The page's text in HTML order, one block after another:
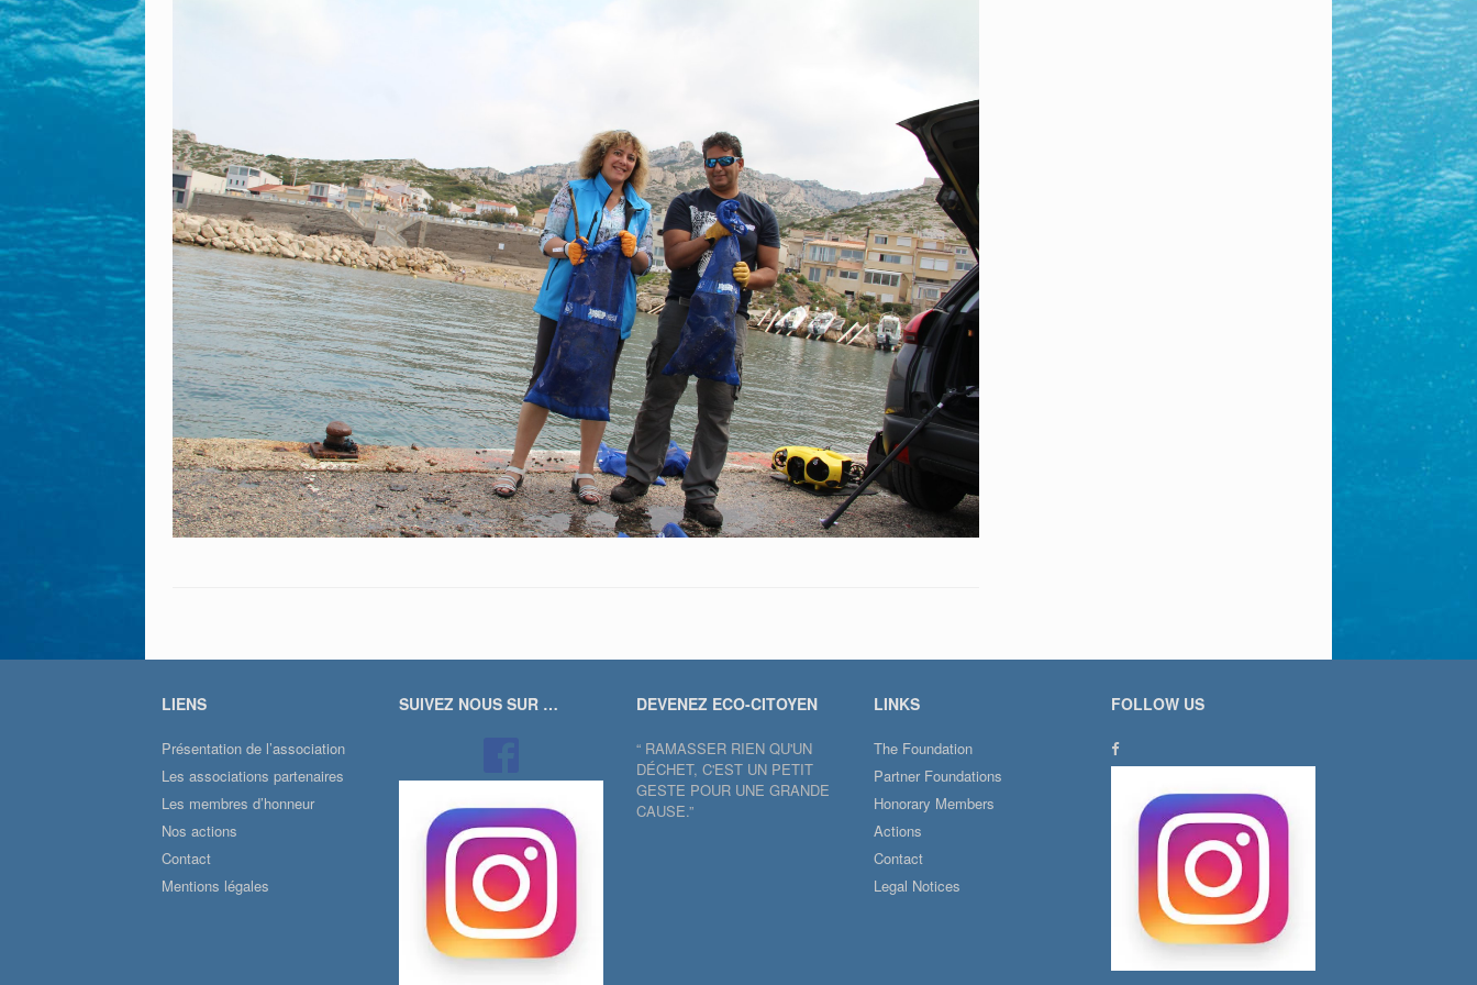
LIENS
Présentation de l’association
Les associations partenaires
Les membres d’honneur
Nos actions
Contact
Mentions légales
SUIVEZ NOUS SUR … DEVENEZ ECO-CITOYEN
“ RAMASSER RIEN QU'UN
DÉCHET, C'EST UN PETIT
GESTE POUR UNE GRANDE
CAUSE.”
LINKS
The Foundation
Partner Foundations
Honorary Members
Actions
Contact
Legal Notices
FOLLOW US